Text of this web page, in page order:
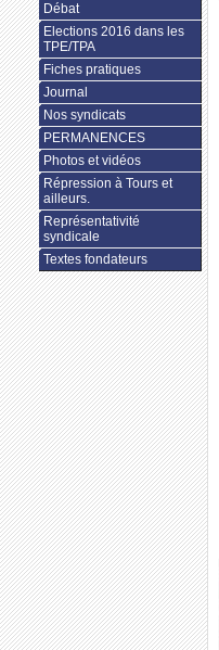
Débat
Elections 2016 dans les
TPE/TPA
Fiches pratiques
Journal
Nos syndicats
PERMANENCES
Photos et vidéos
Répression à Tours et
ailleurs.
Représentativité
syndicale
Textes fondateurs